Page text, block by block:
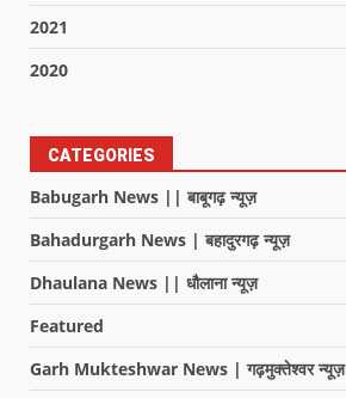
2021
2020
CATEGORIES
Babugarh News || बाबूगढ़ न्यूज़
Bahadurgarh News | बहादुरगढ़ न्यूज़
Dhaulana News || धौलाना न्यूज़
Featured
Garh Mukteshwar News | गढ़मुक्तेश्वर न्यूज़